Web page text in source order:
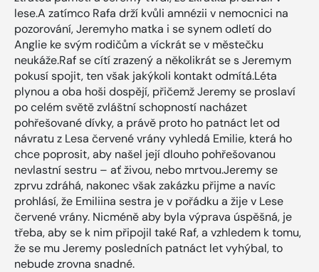
lese.A zatímco Rafa drží kvůli amnézii v nemocnici na
pozorování, Jeremyho matka i se synem odletí do
Anglie ke svým rodičům a víckrát se v městečku
neukáže.Raf se cítí zrazený a několikrát se s Jeremym
pokusí spojit, ten však jakýkoli kontakt odmítá.Léta
plynou a oba hoši dospějí, přičemž Jeremy se proslaví
po celém světě zvláštní schopností nacházet
pohřešované dívky, a právě proto ho patnáct let od
návratu z Lesa červené vrány vyhledá Emilie, která ho
chce poprosit, aby našel její dlouho pohřešovanou
nevlastní sestru – ať živou, nebo mrtvou.Jeremy se
zprvu zdráhá, nakonec však zakázku přijme a navíc
prohlásí, že Emiliina sestra je v pořádku a žije v Lese
červené vrány. Nicméně aby byla výprava úspěšná, je
třeba, aby se k nim připojil také Raf, a vzhledem k tomu,
že se mu Jeremy posledních patnáct let vyhýbal, to
nebude zrovna snadné.